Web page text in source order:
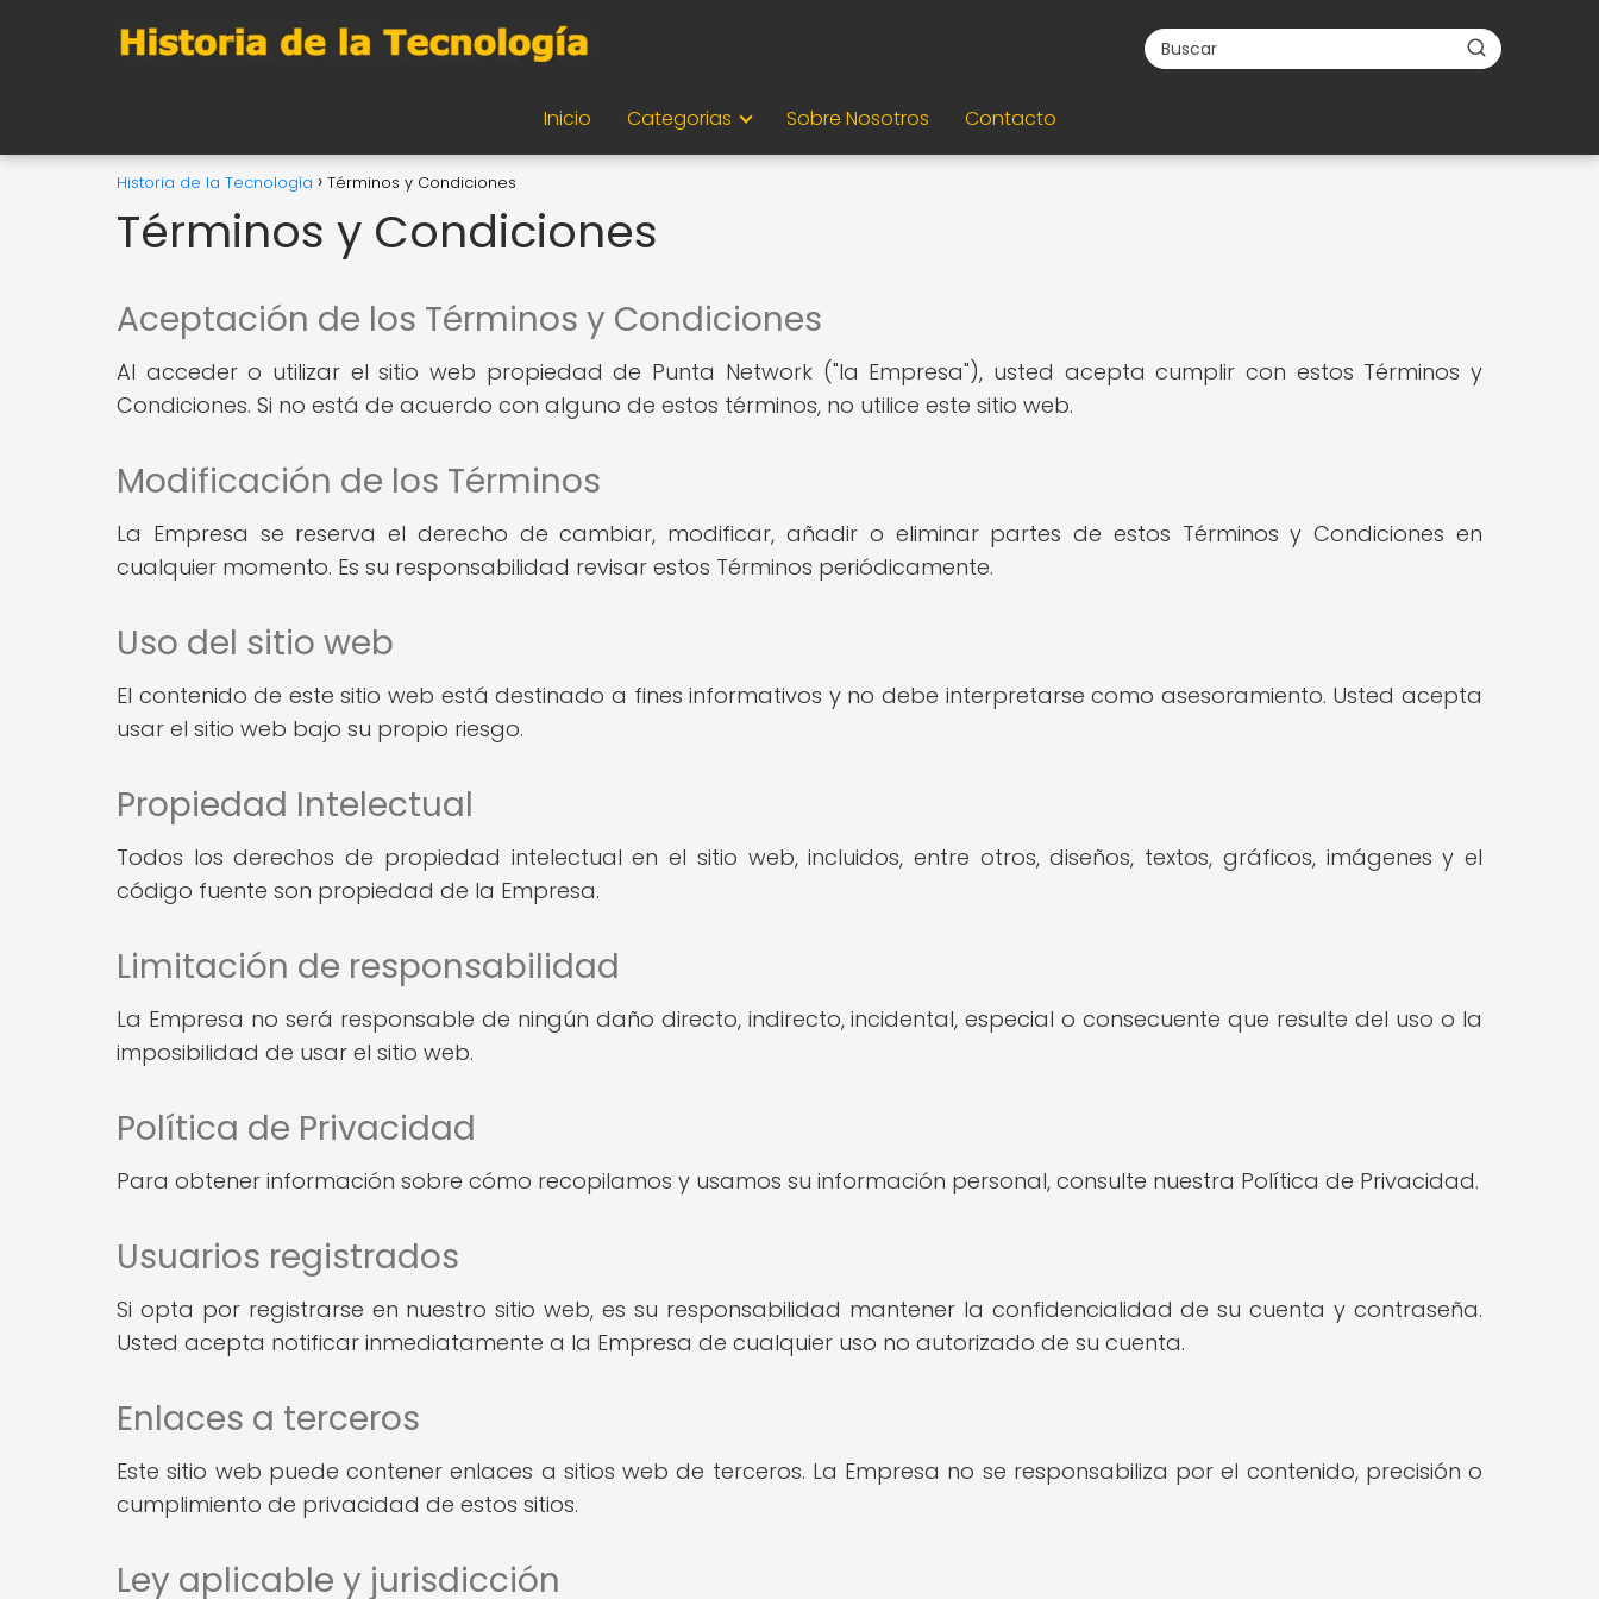
Inicio Categorias Sobre Nosotros Contacto
Historia de la Tecnología Términos y Condiciones
Términos y Condiciones
Aceptación de los Términos y Condiciones
Al acceder o utilizar el sitio web propiedad de Punta Network ("la Empresa"), usted acepta cumplir con estos Términos y
Condiciones. Si no está de acuerdo con alguno de estos términos, no utilice este sitio web.
Modificación de los Términos
La Empresa se reserva el derecho de cambiar, modificar, añadir o eliminar partes de estos Términos y Condiciones en
cualquier momento. Es su responsabilidad revisar estos Términos periódicamente.
Uso del sitio web
El contenido de este sitio web está destinado a fines informativos y no debe interpretarse como asesoramiento. Usted acepta
usar el sitio web bajo su propio riesgo.
Propiedad Intelectual
Todos los derechos de propiedad intelectual en el sitio web, incluidos, entre otros, diseños, textos, gráficos, imágenes y el
código fuente son propiedad de la Empresa.
Limitación de responsabilidad
La Empresa no será responsable de ningún daño directo, indirecto, incidental, especial o consecuente que resulte del uso o la
imposibilidad de usar el sitio web.
Política de Privacidad
Para obtener información sobre cómo recopilamos y usamos su información personal, consulte nuestra Política de Privacidad.
Usuarios registrados
Si opta por registrarse en nuestro sitio web, es su responsabilidad mantener la confidencialidad de su cuenta y contraseña.
Usted acepta notificar inmediatamente a la Empresa de cualquier uso no autorizado de su cuenta.
Enlaces a terceros
Este sitio web puede contener enlaces a sitios web de terceros. La Empresa no se responsabiliza por el contenido, precisión o
cumplimiento de privacidad de estos sitios.
Ley aplicable y jurisdicción